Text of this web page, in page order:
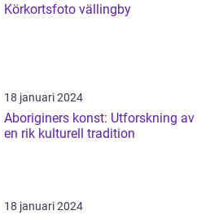
Körkortsfoto vällingby
18 januari 2024
Aboriginers konst: Utforskning av
en rik kulturell tradition
18 januari 2024